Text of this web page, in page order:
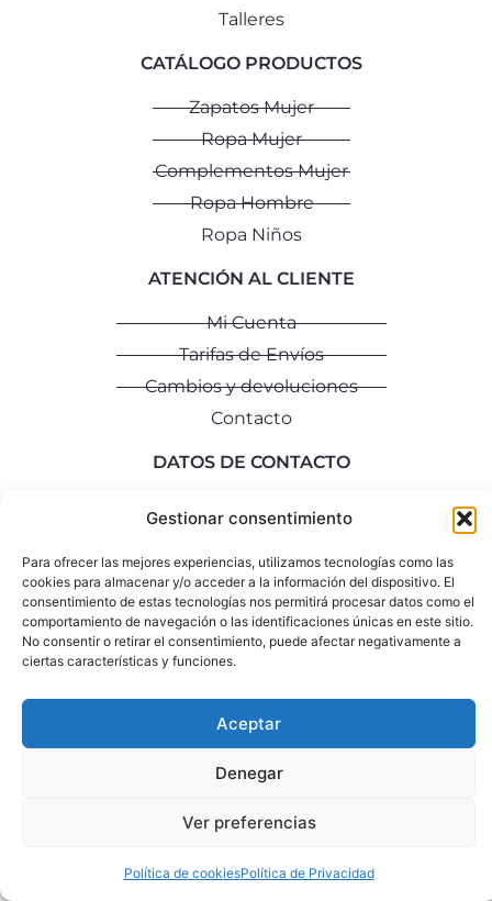
Gestionar consentimiento
Para ofrecer las mejores experiencias, utilizamos tecnologías como las
cookies para almacenar y/o acceder a la información del dispositivo. El
consentimiento de estas tecnologías nos permitirá procesar datos como el
comportamiento de navegación o las identificaciones únicas en este sitio.
No consentir o retirar el consentimiento, puede afectar negativamente a
ciertas características y funciones.
Aceptar
Denegar
Ver preferencias
Política de cookiesPolítica de Privacidad
Talleres
CATÁLOGO PRODUCTOS
Zapatos Mujer
Ropa Mujer
Complementos Mujer
Ropa Hombre
Ropa Niños
ATENCIÓN AL CLIENTE
Mi Cuenta
Tarifas de Envíos
Cambios y devoluciones
Contacto
DATOS DE CONTACTO
info@rociomozo.com
Aviso LegalPolítica de PrivacidadPolítica de Cookies
copyright ©2026 rociomozo.com